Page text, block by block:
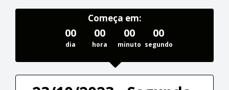
Começa em:
00
dia
00
hora
00
minuto
00
segundo